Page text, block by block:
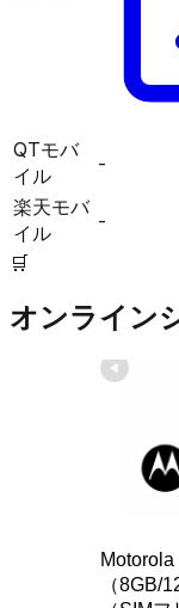
QTモバ
イル
-
楽天モバ
イル
-
🛒
オンライン